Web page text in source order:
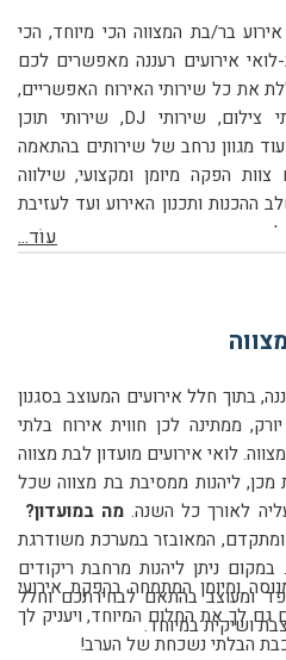
על מנת להעמיד לרשותכם את אירוע בר/בת המצווה הכי מיוחד, הכי
מרגש והכי מפנק שיש, אנחנו ב-לואי אירועים רעננה מאפשרים לכם
את כל שירותי האירוח האפשריים,
לרבות, שירותי קייטרינג, שירותי צילום, שירותי DJ, שירותי תוכן
פנים ועוד מגוון נרחב של שירותים בהתאמה
אישית. בנוסף, עומד לרשותכם צוות הפקה מיומן ומקצועי, שילווה
אתכם לאורך כל הדרך, החל משלב ההכנות ותכנון האירוע ועד לעזיבת
עוֹד...
לא הרחק מקניון רננים במרכז רעננה, בתוך חלל אירועים המעוצב בסגנון
המרחב האורבאני של העיר ניו יורק, ממתינה לכן חווית אירוח בלתי
נשכחת במסגרת קיום אירועי בת מצווה. לואי אירועים מועדון לבת מצווה
ליהנות ממסיבת בת מצווה שכל
לאורך כל השנה. מה במועדון?
לואי אירועים הינו מועדון חדשני ומתקדם, המאובזר במערכת משודרגת
של הקרנת וידאו על מסכי ענק. במקום ניתן ליהנות מרחבת ריקודים
ומעוצב בהתאם לבחירתכם וחלל
ושיקית במיוחד.
לרשותכן, צוות הפקה מקצועי, מנוסה ומיומן המתמחה בהפקת אירועי
ומסיבות בת מצווה. צוות זה יגשים גם לך את החלום המיוחד, ויעניק לך
הבלתי נשכחת של הערב!